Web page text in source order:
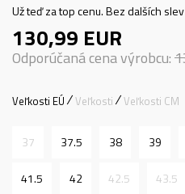
Už teď za top cenu. Bez dalších
130,99 EUR
Odporúčaná cena výrobcu:
Veľkosti EÚ Veľkosti Veľkosti CM
37 37.5 38 39
41.5 42 42.5 43.5